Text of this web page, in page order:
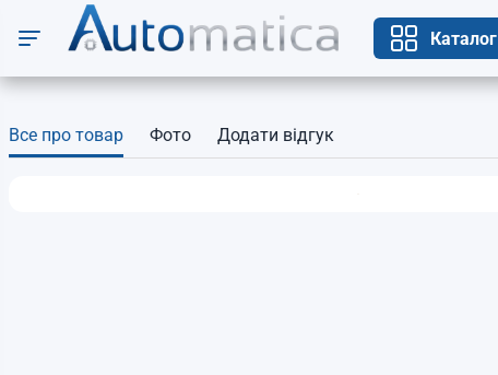
Каталог
Все про товар Фото Додати відгук